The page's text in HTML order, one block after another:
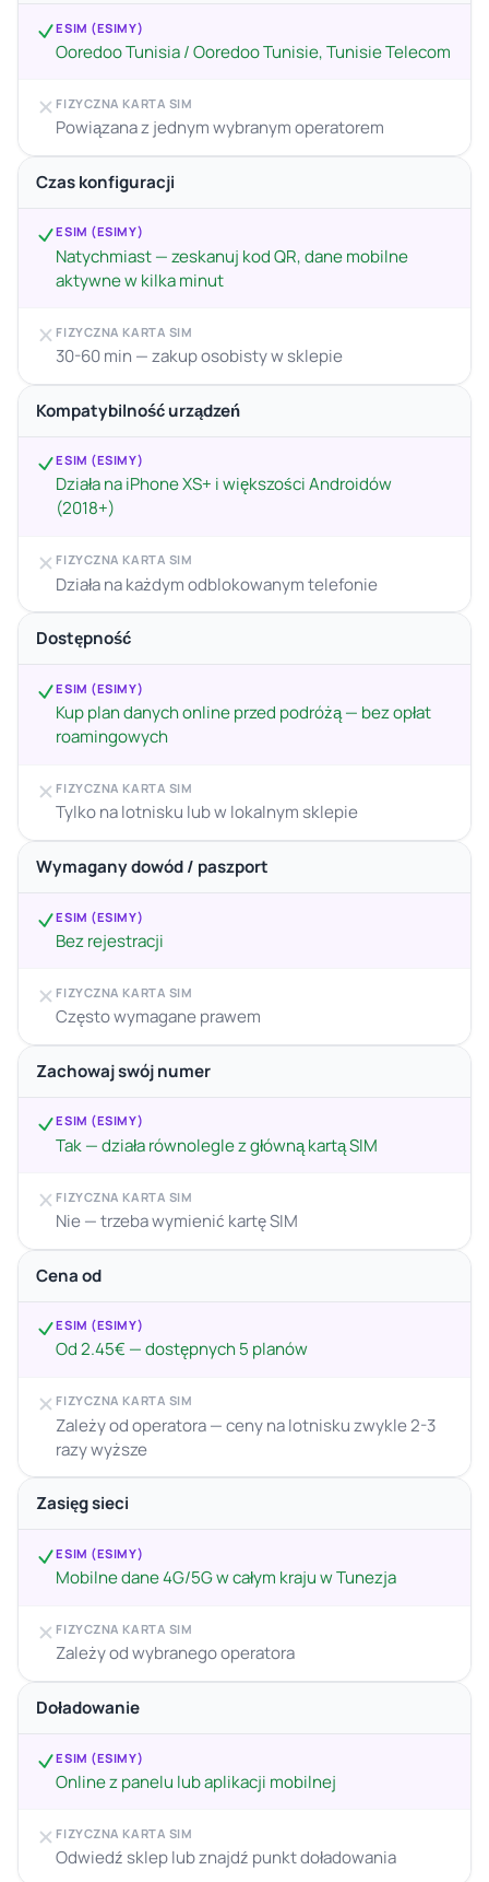
ESIM (ESIMY)
Ooredoo Tunisia / Ooredoo Tunisie, Tunisie Telecom
FIZYCZNA KARTA SIM
Powiązana z jednym wybranym operatorem
Czas konfiguracji
ESIM (ESIMY)
Natychmiast — zeskanuj kod QR, dane mobilne
aktywne w kilka minut
FIZYCZNA KARTA SIM
30-60 min — zakup osobisty w sklepie
Kompatybilność urządzeń
ESIM (ESIMY)
Działa na iPhone XS+ i większości Androidów
(2018+)
FIZYCZNA KARTA SIM
Działa na każdym odblokowanym telefonie
Dostępność
ESIM (ESIMY)
Kup plan danych online przed podróżą — bez opłat
roamingowych
FIZYCZNA KARTA SIM
Tylko na lotnisku lub w lokalnym sklepie
Wymagany dowód / paszport
ESIM (ESIMY)
Bez rejestracji
FIZYCZNA KARTA SIM
Często wymagane prawem
Zachowaj swój numer
ESIM (ESIMY)
Tak — działa równolegle z główną kartą SIM
FIZYCZNA KARTA SIM
Nie — trzeba wymienić kartę SIM
Cena od
ESIM (ESIMY)
Od 2.45€ — dostępnych 5 planów
FIZYCZNA KARTA SIM
Zależy od operatora — ceny na lotnisku zwykle 2-3
razy wyższe
Zasięg sieci
ESIM (ESIMY)
Mobilne dane 4G/5G w całym kraju w Tunezja
FIZYCZNA KARTA SIM
Zależy od wybranego operatora
Doładowanie
ESIM (ESIMY)
Online z panelu lub aplikacji mobilnej
FIZYCZNA KARTA SIM
Odwiedź sklep lub znajdź punkt doładowania